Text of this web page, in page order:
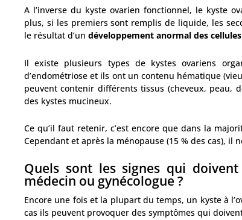
A l’inverse du kyste ovarien fonctionnel, le kyste
plus, si les premiers sont remplis de liquide, les
le résultat d’un développement anormal des cellules
Il existe plusieurs types de kystes ovariens
d’endométriose et ils ont un contenu hématique
peuvent contenir différents tissus (cheveux, peau,
des kystes mucineux.
Ce qu’il faut retenir, c’est encore que dans la
Cependant et après la ménopause (15 % des cas), il
Quels sont les signes qui
médecin ou gynécologue ?
Encore une fois et la plupart du temps, un kyste à
cas ils peuvent provoquer des symptômes qui